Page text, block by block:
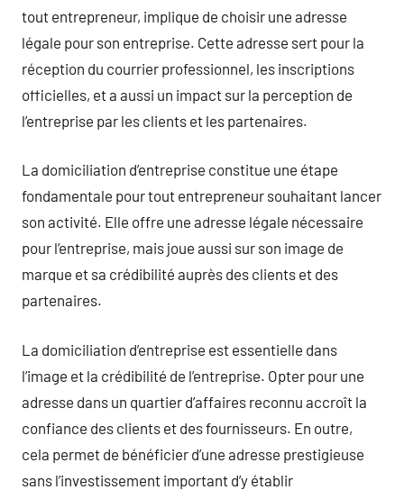
tout entrepreneur, implique de choisir une adresse
légale pour son entreprise. Cette adresse sert pour la
réception du courrier professionnel, les inscriptions
officielles, et a aussi un impact sur la perception de
l’entreprise par les clients et les partenaires.
La domiciliation d’entreprise constitue une étape
fondamentale pour tout entrepreneur souhaitant lancer
son activité. Elle offre une adresse légale nécessaire
pour l’entreprise, mais joue aussi sur son image de
marque et sa crédibilité auprès des clients et des
partenaires.
La domiciliation d’entreprise est essentielle dans
l’image et la crédibilité de l’entreprise. Opter pour une
adresse dans un quartier d’affaires reconnu accroît la
confiance des clients et des fournisseurs. En outre,
cela permet de bénéficier d’une adresse prestigieuse
sans l’investissement important d’y établir